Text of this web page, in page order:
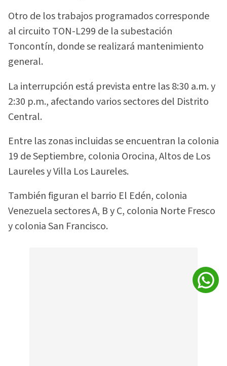
Otro de los trabajos programados corresponde
al circuito TON-L299 de la subestación
Toncontín, donde se realizará mantenimiento
general.
La interrupción está prevista entre las 8:30 a.m. y
2:30 p.m., afectando varios sectores del Distrito
Central.
Entre las zonas incluidas se encuentran la colonia
19 de Septiembre, colonia Orocina, Altos de Los
Laureles y Villa Los Laureles.
También figuran el barrio El Edén, colonia
Venezuela sectores A, B y C, colonia Norte Fresco
y colonia San Francisco.